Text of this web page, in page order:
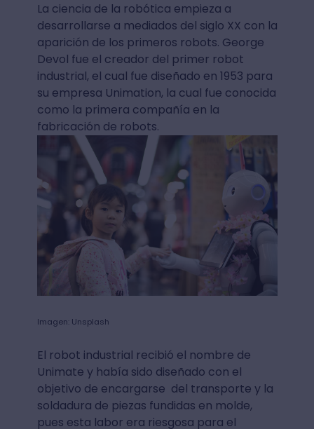
La ciencia de la robótica empieza a
desarrollarse a mediados del siglo XX con la
aparición de los primeros robots. George
Devol fue el creador del primer robot
industrial, el cual fue diseñado en 1953 para
su empresa Unimation, la cual fue conocida
como la primera compañía en la
fabricación de robots.
Imagen: Unsplash
El robot industrial recibió el nombre de
Unimate y había sido diseñado con el
objetivo de encargarse del transporte y la
soldadura de piezas fundidas en molde,
pues esta labor era riesgosa para el